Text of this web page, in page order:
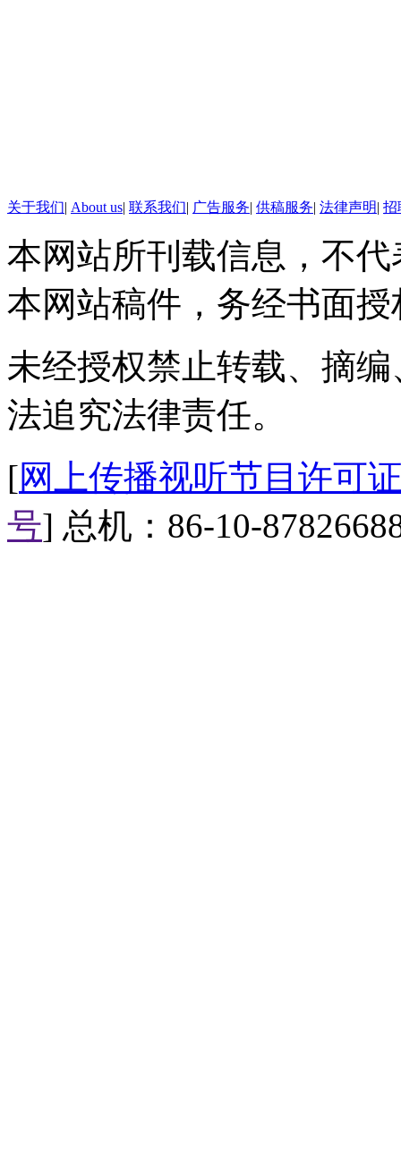
关于我们| About us| 联系我们| 广告服务| 供稿服务| 法律声明| 招
本网站所刊载信息，不
本网站稿件，务经书面授
未经授权禁止转载、摘
法追究法律责任。
[网上传播视听节目许可
号] 总机：86-10-